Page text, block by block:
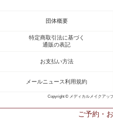
団体概要
特定商取引法に基づく
通販の表記
お支払い方法
メールニュース利用規約
Copyright © メディカルメイクアッ
ご予約・